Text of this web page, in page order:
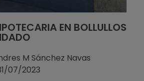
EN BOLLULLOS
M Sánchez Navas
07/2023